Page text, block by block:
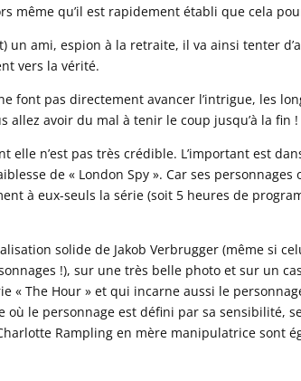
même qu’il est rapidement établi que cela
un ami, espion à la retraite, il va ainsi tenter
vers la vérité.
font pas directement avancer l’intrigue, les
allez avoir du mal à tenir le coup jusqu’à la fin !
elle n’est pas très crédible. L’important est
de « London Spy ». Car ses
à eux-seuls la série (soit 5 heures de
solide de Jakob Verbrugger (même si
!), sur une très belle photo et sur un
« The Hour » et qui incarne aussi le
où le personnage est défini par sa sensibilité,
Rampling en mère manipulatrice sont